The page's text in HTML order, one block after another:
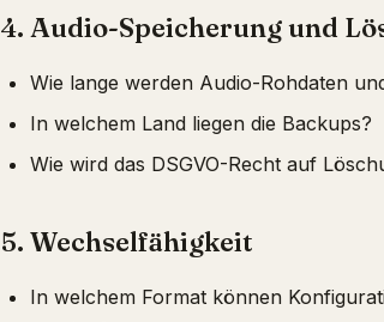
4. Audio-Speicherung und
Wie lange werden Audio-Rohdaten
In welchem Land liegen die Backups?
Wie wird das DSGVO-Recht auf
5. Wechselfähigkeit
In welchem Format können